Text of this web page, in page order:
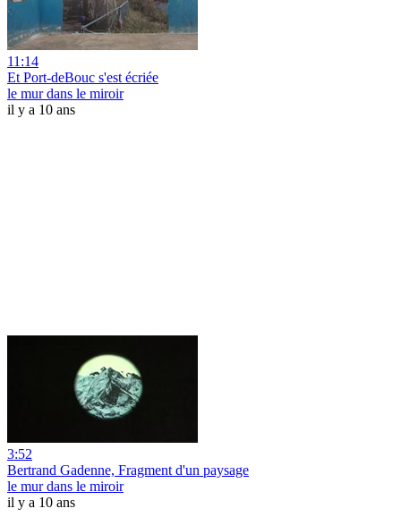
11:14
Et Port-deBouc s'est écriée
le mur dans le miroir
il y a 10 ans
3:52
Bertrand Gadenne, Fragment d'un paysage
le mur dans le miroir
il y a 10 ans